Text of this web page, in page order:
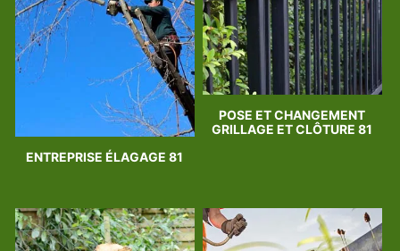
ENTREPRISE ÉLAGAGE 81
POSE ET CHANGEMENT
GRILLAGE ET CLÔTURE 81